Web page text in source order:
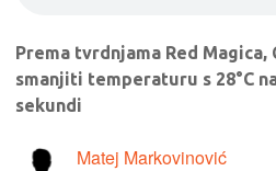
Prema tvrdnjama Red Magica,
smanjiti temperaturu s 28°C
sekundi
Matej Markovinović